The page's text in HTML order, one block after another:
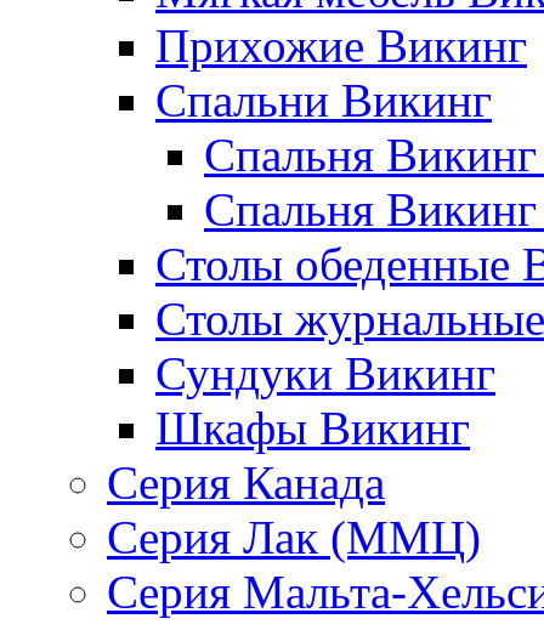
Прихожие Викинг
Спальни Викинг
Спальня
Спальня
Столы обеденные
Столы
Сундуки Викинг
Шкафы Викинг
Серия Канада
Серия Лак (ММЦ)
Серия Мальта-